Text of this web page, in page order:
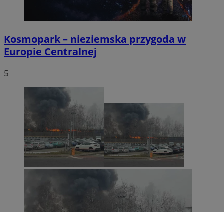
Kosmopark – nieziemska przygoda w
Europie Centralnej
5